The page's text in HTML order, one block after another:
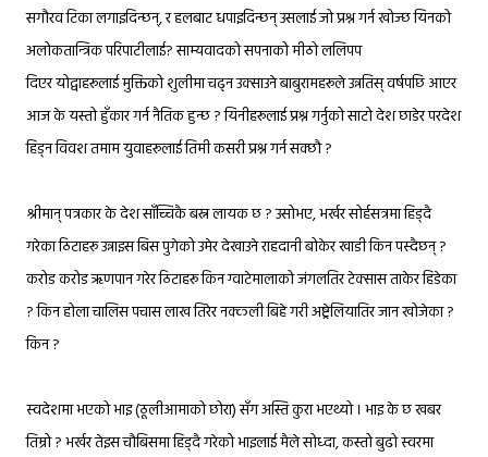
सगौरव टिका लगाइदिन्छन्, र हलबाट धपाइदिन्छन् उसलाई जो प्रश्न गर्न खोज्छ यिनको
अलोकतान्त्रिक परिपाटीलाई? साम्यवादको सपनाको मीठो ललिपप
दिएरयोद्वाहरूलाईमुक्तिको शुलीमा चढ्न उक्साउने बाबुरामहरूले उन्नतिस् वर्षपछि आएर
आज के यस्तो हुँकार गर्न नैतिक हुन्छ ? यिनीहरूलाई प्रश्न गर्नुको साटो देश छाडेर परदेश
हिड्न विवश तमाम युवाहरूलाई तिमी कसरी प्रश्न गर्न सक्छौ ?
श्रीमान् पत्रकार के देश साँच्चिकै बस्न लायक छ ? उसोभए, भर्खर सोर्हसत्रमा हिड्दै
गरेका ठिटाहरू उन्नाइस बिस पुगेको उमेर देखाउने राहदानी बोकेर खाडी किन पस्दैछन् ?
करोड करोड ऋणपान गरेर ठिटाहरू किन ग्वाटेमालाको जंगलतिर टेक्सास ताकेर हिडेका
? किन होला चालिस पचास लाख तिरेर नक्कली बिहे गरी अष्ट्रेलियातिर जान खोजेका ?
किन ?
स्वदेशमा भएको भाइ (ठूलीआमाको छोरा) सँग अस्ति कुरा भएथ्यो । भाइ के छ खबर
तिम्रो ? भर्खर तेइस चौबिसमा हिड्दै गरेको भाइलाई मैले सोध्दा, कस्तो बुढो स्वरमा